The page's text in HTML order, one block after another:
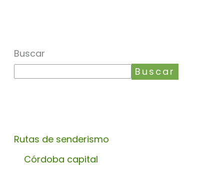
Buscar
Buscar
Rutas de senderismo
Córdoba capital